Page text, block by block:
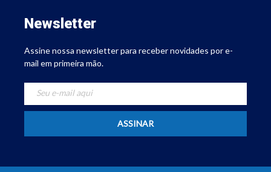
Newsletter
Assine nossa newsletter para receber novidades por e-
mail em primeira mão.